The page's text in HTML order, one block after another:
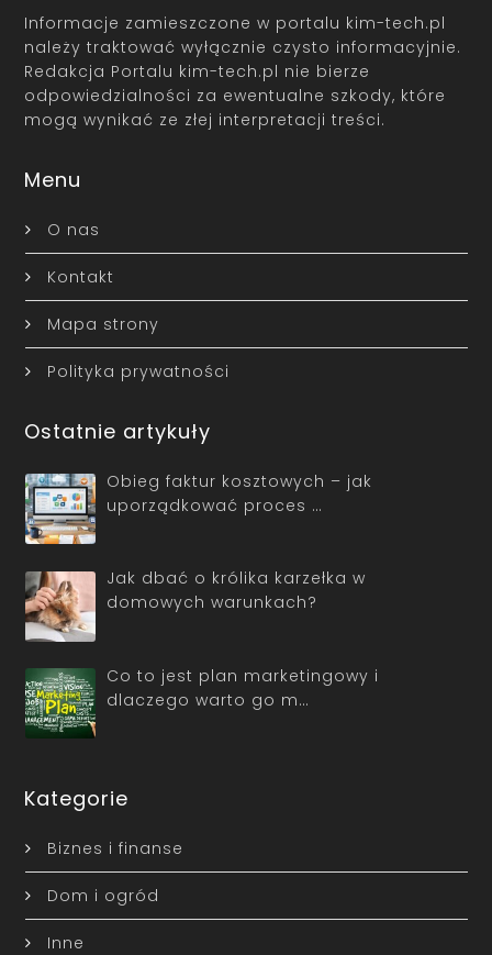
Informacje zamieszczone w portalu kim-tech.pl
należy traktować wyłącznie czysto informacyjnie.
Redakcja Portalu kim-tech.pl nie bierze
odpowiedzialności za ewentualne szkody, które
mogą wynikać ze złej interpretacji treści.
Menu
O nas
Kontakt
Mapa strony
Polityka prywatności
Ostatnie artykuły
Obieg faktur kosztowych – jak
uporządkować proces …
Jak dbać o królika karzełka w
domowych warunkach?
Co to jest plan marketingowy i
dlaczego warto go m…
Kategorie
Biznes i finanse
Dom i ogród
Inne